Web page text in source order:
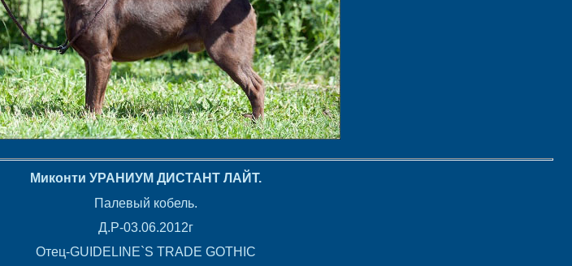
Миконти УРАНИУМ ДИСТАНТ ЛАЙТ.
Палевый кобель.
Д.Р-03.06.2012г
Отец-GUIDELINE`S TRADE GOTHIC